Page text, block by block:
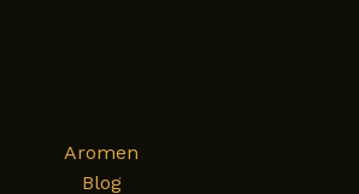
Aromen
Blog